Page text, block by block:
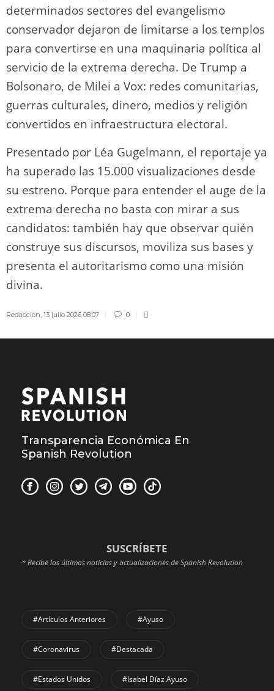
determinados sectores del evangelismo
conservador dejaron de limitarse a los templos
para convertirse en una maquinaria política al
servicio de la extrema derecha. De Trump a
Bolsonaro, de Milei a Vox: redes comunitarias,
guerras culturales, dinero, medios y religión
convertidos en infraestructura electoral.
Presentado por Léa Gugelmann, el reportaje ya
ha superado las 15.000 visualizaciones desde
su estreno. Porque para entender el auge de la
extrema derecha no basta con mirar a sus
candidatos: también hay que observar quién
construye sus discursos, moviliza sus bases y
presenta el autoritarismo como una misión
divina.
Redaccion 13 julio 2026 08:07 0
Transparencia Económica En
Spanish Revolution
SUSCRÍBETE
* Recibe las últimas noticias y actualizaciones de Spanish Revolution
#Artículos Anteriores #Ayuso
#coronavirus #Destacada
#Estados Unidos #Isabel Díaz Ayuso